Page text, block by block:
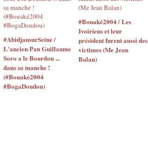
#AbidjansurSeine /
L'ancien Pan Guillaume
Soro a le Bourdon ...
dans sa manche !
(#Bouaké2004
#BogaDoudou)
#Bouaké2004 / Les
Ivoiriens et leur
président furent aussi des
victimes (Me Jean
Balan)